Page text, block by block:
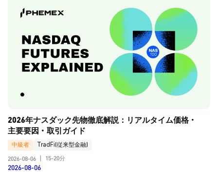
2026年ナスダック先物徹底解説：リアルタイム価格・
主要要因・取引ガイド
中級者
TradFi(従来型金融)
2026-08-06
15-20分
2026-08-06